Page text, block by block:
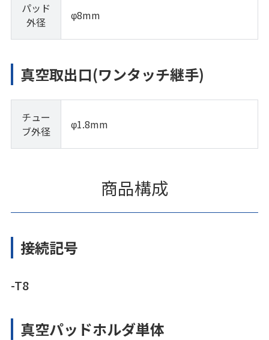
パッド
外径
φ8mm
真空取出口(ワンタッチ継手)
チュー
ブ外径
φ1.8mm
商品構成
接続記号
-T8
真空パッドホルダ単体